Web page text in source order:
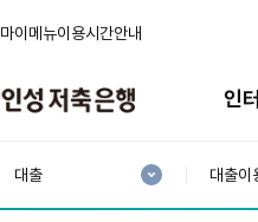
마이메뉴이용시간안내
인
재
1
류
대출
재
2
류
대출이